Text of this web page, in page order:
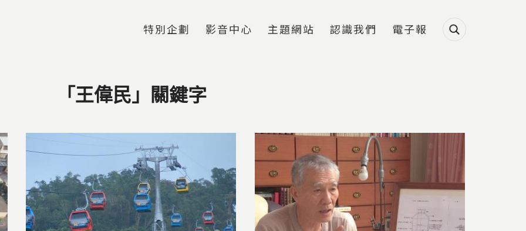
特別企劃 影音中心 主題網站 認識我們 電子報
「王偉民」關鍵字